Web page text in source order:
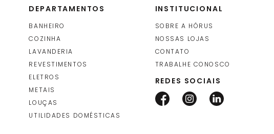
DEPARTAMENTOS
BANHEIRO
COZINHA
LAVANDERIA
REVESTIMENTOS
ELETROS
METAIS
LOUÇAS
UTILIDADES DOMÉSTICAS
INSTITUCIONAL
SOBRE A HÓRUS
NOSSAS LOJAS
CONTATO
TRABALHE CONOSCO
REDES SOCIAIS